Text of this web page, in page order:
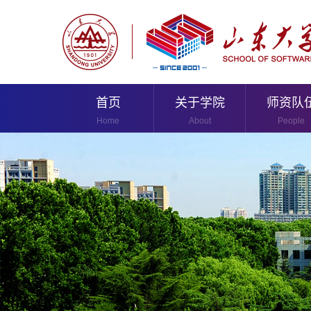
首页
Home
关于学院
About
师资队
People